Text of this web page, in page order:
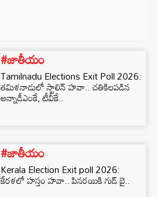
#జాతీయం
Tamilnadu Elections Exit Poll 2026:
తమిళనాడులో స్టాలిన్‌ హవా.. చతికిలపడిన
అన్నాడీఎంకే, టీవీకే..
#జాతీయం
Kerala Election Exit poll 2026:
కేరళలో హస్తం హవా.. పినరయికి గుడ్ బై..